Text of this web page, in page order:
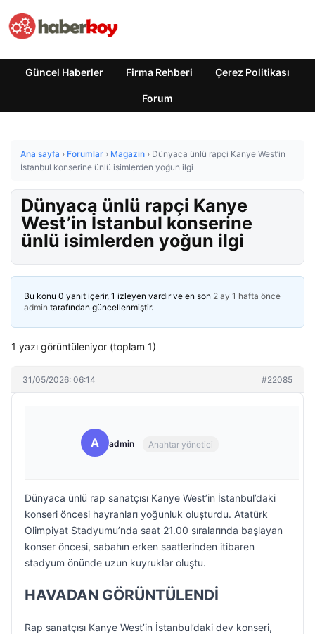
Güncel Haberler Firma Rehberi Çerez Politikası
Forum
Ana sayfa › Forumlar › Magazin › Dünyaca ünlü rapçi Kanye West’in
İstanbul konserine ünlü isimlerden yoğun ilgi
Dünyaca ünlü rapçi Kanye
West’in İstanbul konserine
ünlü isimlerden yoğun ilgi
Bu konu 0 yanıt içerir, 1 izleyen vardır ve en son 2 ay 1 hafta önce
admin tarafından güncellenmiştir.
1 yazı görüntüleniyor (toplam 1)
31/05/2026: 06:14 #22085
A admin Anahtar yönetici
Dünyaca ünlü rap sanatçısı Kanye West’in İstanbul’daki
konseri öncesi hayranları yoğunluk oluşturdu. Atatürk
Olimpiyat Stadyumu’nda saat 21.00 sıralarında başlayan
konser öncesi, sabahın erken saatlerinden itibaren
stadyum önünde uzun kuyruklar oluştu.
HAVADAN GÖRÜNTÜLENDİ
Rap sanatçısı Kanye West’in İstanbul’daki dev konseri,